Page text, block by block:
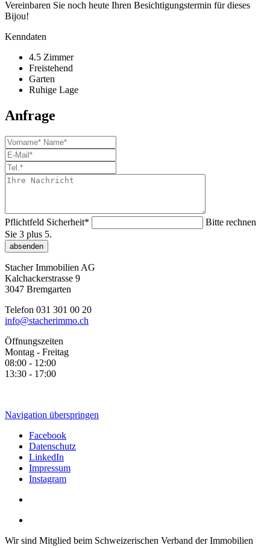
Vereinbaren Sie noch heute Ihren Besichtigungstermin für dieses
Bijou!
Kenndaten
4.5 Zimmer
Freistehend
Garten
Ruhige Lage
Anfrage
Pflichtfeld Sicherheit*
Bitte rechnen
Sie 3 plus 5.
absenden
Stacher Immobilien AG
Kalchackerstrasse 9
3047 Bremgarten
Telefon 031 301 00 20
info@stacherimmo.ch
Öffnungszeiten
Montag - Freitag
08:00 - 12:00
13:30 - 17:00
Navigation überspringen
Facebook
Datenschutz
LinkedIn
Impressum
Instagram
Wir sind Mitglied beim Schweizerischen Verband der Immobilien